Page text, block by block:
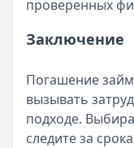
проверенных
Заключение
Погашение
вызывать
подходе.
следите за